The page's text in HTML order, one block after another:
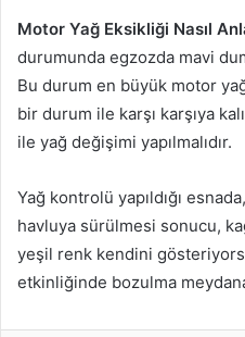
Motor Yağ Eksikliği Nasıl
durumunda egzozda mavi
Bu durum en büyük motor
bir durum ile karşı karşıya
ile yağ değişimi yapılmalıdır.
Yağ kontrolü yapıldığı
havluya sürülmesi sonucu,
yeşil renk kendini
etkinliğinde bozulma